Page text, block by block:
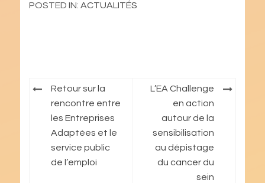
POSTED IN: ACTUALITÉS
Navigation
l’article
Retour sur la
rencontre entre
les Entreprises
Adaptées et le
service public
de l’emploi
L’EA Challenge
en action
autour de la
sensibilisation
au dépistage
du cancer du
sein